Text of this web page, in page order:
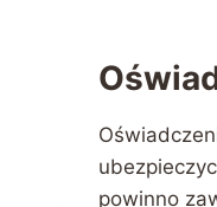
powinno